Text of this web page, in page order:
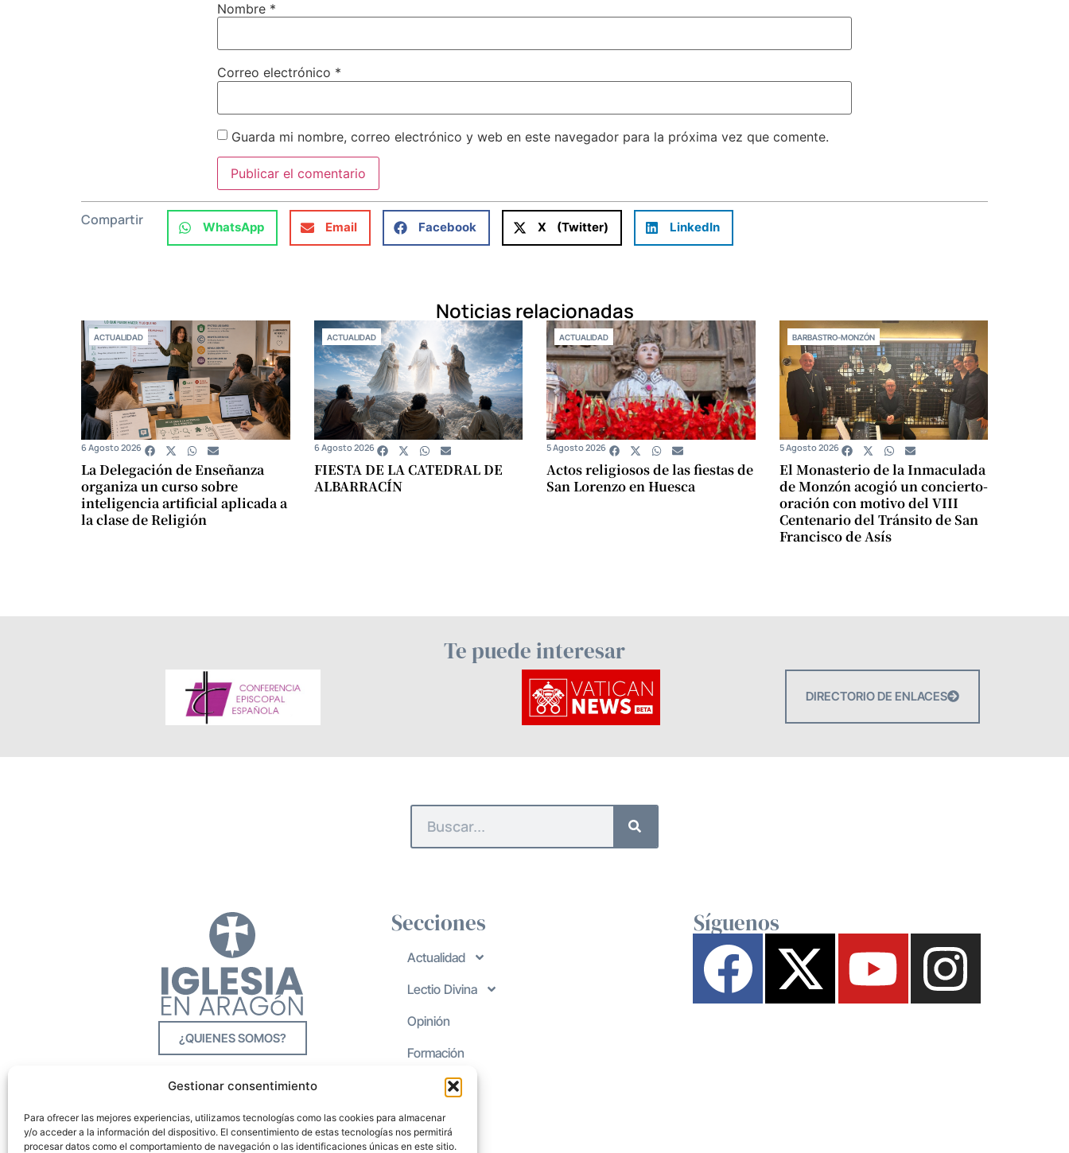
Gestionar consentimiento
Para ofrecer las mejores experiencias, utilizamos tecnologías como las cookies para almacenar
y/o acceder a la información del dispositivo. El consentimiento de estas tecnologías nos permitirá
procesar datos como el comportamiento de navegación o las identificaciones únicas en este sitio.
Nombre *
Correo electrónico *
Guarda mi nombre, correo electrónico y web en este navegador para la próxima vez que comente.
Compartir WhatsApp Email Facebook X (Twitter) LinkedIn
Noticias relacionadas
ACTUALIDAD
La Delegación de Enseñanza
organiza un curso sobre
inteligencia artificial aplicada a
la clase de Religión
6 Agosto 2026
ACTUALIDAD
FIESTA DE LA CATEDRAL DE
ALBARRACÍN
6 Agosto 2026
ACTUALIDAD
Actos religiosos de las fiestas de
San Lorenzo en Huesca
5 Agosto 2026
BARBASTRO-MONZÓN
El Monasterio de la Inmaculada
de Monzón acogió un concierto-
oración con motivo del VIII
Centenario del Tránsito de San
Francisco de Asís
5 Agosto 2026
Te puede interesar
DIRECTORIO DE ENLACES
¿QUIENES SOMOS?
Secciones
Actualidad
Lectio Divina
Opinión
Formación
Síguenos